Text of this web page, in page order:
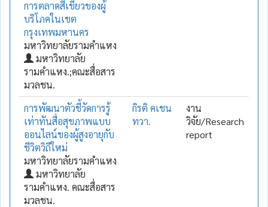
การตลาดสีเขียวของผู้
บริโภคในเขต
กรุงเทพมหานคร
มหาวิทยาลัยรามคำแหง
มหาวิทยาลัย
รามคำแหง.;คณะสื่อสาร
มวลชน.
การพัฒนาตัวชี้วัดการรู้
เท่าทันสื่อสุขภาพแบบ
ออนไลน์ของผู้สูงอายุกับ
ชีวิตวิถีใหม่
มหาวิทยาลัยรามคำแหง
มหาวิทยาลัย
รามคำแหง. คณะสื่อสาร
มวลชน.
กิรติ คเชน
ทวา.
งาน
วิจัย/Research
report